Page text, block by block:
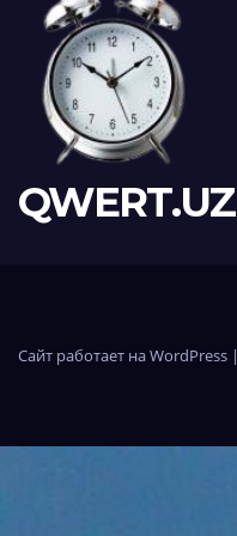
QWERT.UZ
Сайт работает на WordPress |